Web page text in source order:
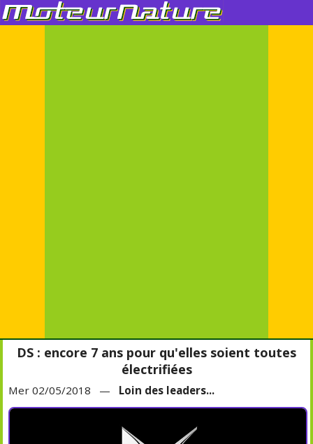
DS : encore 7 ans pour qu'elles soient toutes
électrifiées
Mer 02/05/2018 — Loin des leaders...